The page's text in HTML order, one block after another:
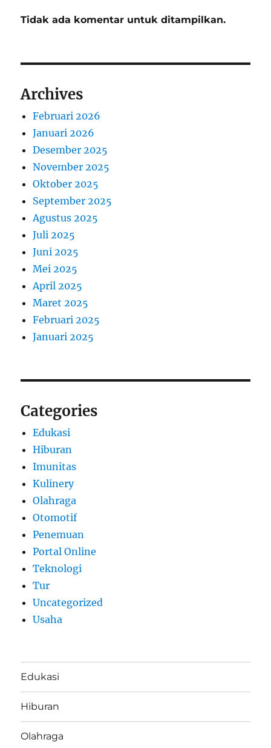
Tidak ada komentar untuk ditampilkan.
Archives
Februari 2026
Januari 2026
Desember 2025
November 2025
Oktober 2025
September 2025
Agustus 2025
Juli 2025
Juni 2025
Mei 2025
April 2025
Maret 2025
Februari 2025
Januari 2025
Categories
Edukasi
Hiburan
Imunitas
Kulinery
Olahraga
Otomotif
Penemuan
Portal Online
Teknologi
Tur
Uncategorized
Usaha
Edukasi
Hiburan
Olahraga